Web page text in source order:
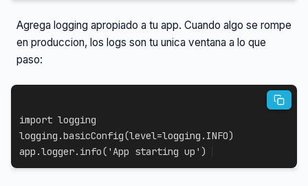
Agrega logging apropiado a tu app. Cuando algo se rompe
en produccion, los logs son tu unica ventana a lo que
paso:
import logging
logging .basicConfig(level=logging . INFO)
app .logger. info( 'App starting up' )